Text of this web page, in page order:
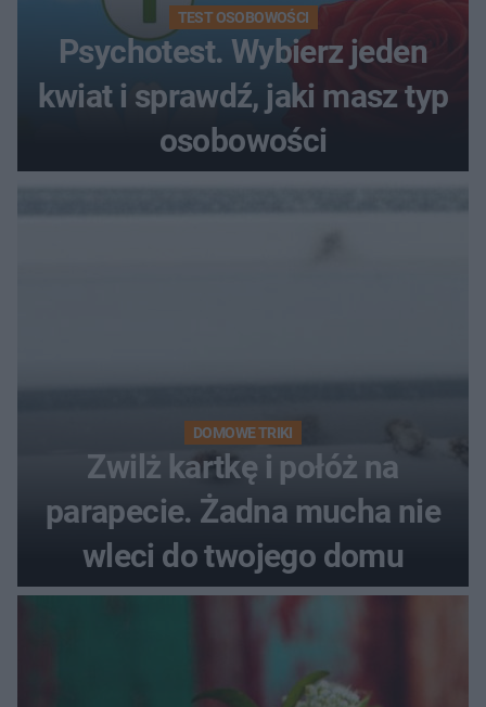
TEST OSOBOWOŚCI
Psychotest. Wybierz jeden
kwiat i sprawdź, jaki masz typ
osobowości
DOMOWE TRIKI
Zwilż kartkę i połóż na
parapecie. Żadna mucha nie
wleci do twojego domu